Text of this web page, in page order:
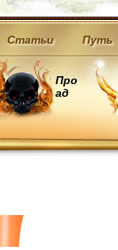
Статьи Путь
Про
ад